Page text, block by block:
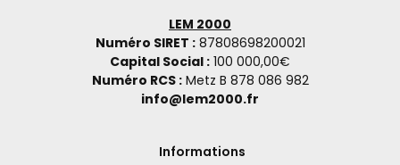
LEM 2000
Numéro SIRET :87808698200021
Capital Social : 100 000,00€
Numéro RCS :Metz B 878 086 982
info@lem2000.fr
Informations